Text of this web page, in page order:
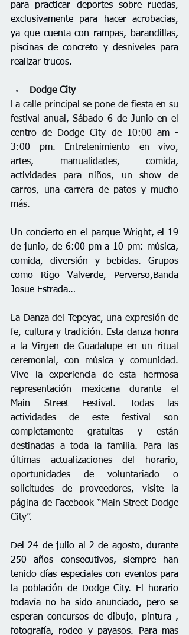
para practicar deportes sobre ruedas,
exclusivamente para hacer acrobacias,
ya que cuenta con rampas, barandillas,
piscinas de concreto y desniveles para
realizar trucos.
Dodge City
La calle principal se pone de fiesta en su
festival anual, Sábado 6 de Junio en el
centro de Dodge City de 10:00 am -
3:00 pm. Entretenimiento en vivo,
artes, manualidades, comida,
actividades para niños, un show de
carros, una carrera de patos y mucho
más.
Un concierto en el parque Wright, el 19
de junio, de 6:00 pm a 10 pm: música,
comida, diversión y bebidas. Grupos
como Rigo Valverde, Perverso,Banda
Josue Estrada…
La Danza del Tepeyac, una expresión de
fe, cultura y tradición. Esta danza honra
a la Virgen de Guadalupe en un ritual
ceremonial, con música y comunidad.
Vive la experiencia de esta hermosa
representación mexicana durante el
Main Street Festival. Todas las
actividades de este festival son
completamente gratuitas y están
destinadas a toda la familia. Para las
últimas actualizaciones del horario,
oportunidades de voluntariado o
solicitudes de proveedores, visite la
página de Facebook “Main Street Dodge
City”.
Del 24 de julio al 2 de agosto, durante
250 años consecutivos, siempre han
tenido días especiales con eventos para
la población de Dodge City. El horario
todavía no ha sido anunciado, pero se
esperan concursos de dibujo, pintura ,
fotografía, rodeo y payasos. Para mas